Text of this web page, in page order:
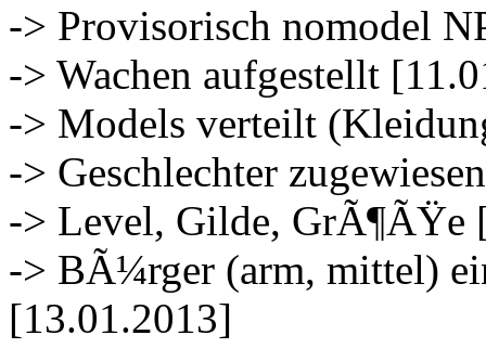
-> Provisorisch nomodel
-> Wachen aufgestellt
-> Models verteilt
-> Geschlechter
-> Level, Gilde, GrÃ¶ÃŸe
-> BÃ¼rger (arm, mittel)
[13.01.2013]